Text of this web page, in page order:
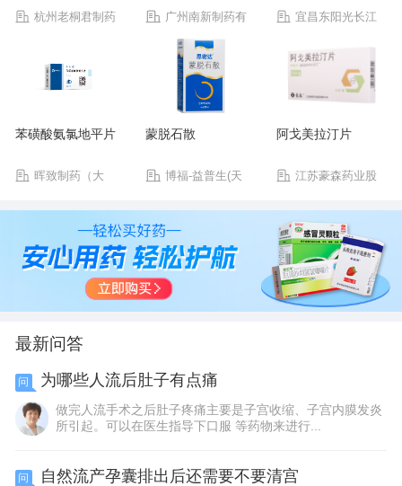
杭州老桐君制药
广州南新制药有
限公司
宜昌东阳光长江
苯磺酸氨氯地平片
晖致制药（大
蒙脱石散
博福-益普生(天
阿戈美拉汀片
江苏豪森药业股
最新问答
问 为哪些人流后肚子有点痛
做完人流手术之后肚子疼痛主要是子宫收缩、子宫内膜发炎
所引起。可以在医生指导下口服 等药物来进行...
问 自然流产孕囊排出后还需要不要清宫